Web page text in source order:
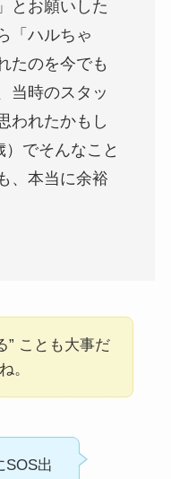
とお願いした
「ハルちゃ
たのを今でも
当時のスタッ
われたかもし
でそんなこと
、本当に余裕
” ことも大事だ
。
SOS出